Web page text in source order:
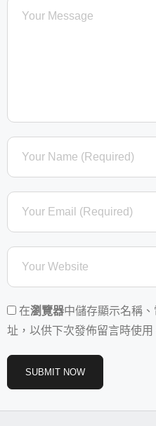
在瀏覽器中儲存顯示名稱
址，以供下次發佈留言時使用